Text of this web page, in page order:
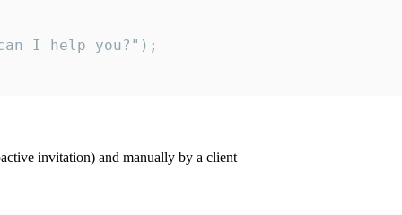
I help you?");
invitation) and manually by a client